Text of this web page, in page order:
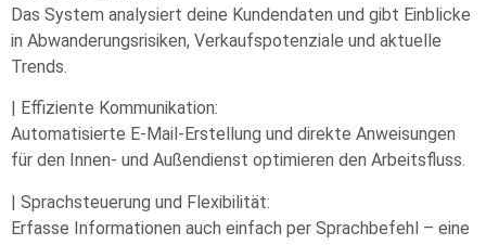
Das System analysiert deine Kundendaten und gibt Einblicke
in Abwanderungsrisiken, Verkaufspotenziale und aktuelle
Trends.
| Effiziente Kommunikation:
Automatisierte E-Mail-Erstellung und direkte Anweisungen
für den Innen- und Außendienst optimieren den Arbeitsfluss.
| Sprachsteuerung und Flexibilität:
Erfasse Informationen auch einfach per Sprachbefehl – eine